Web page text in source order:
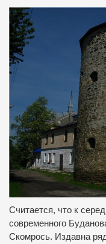
Считается, что к
современного
Скомрось. Издавна